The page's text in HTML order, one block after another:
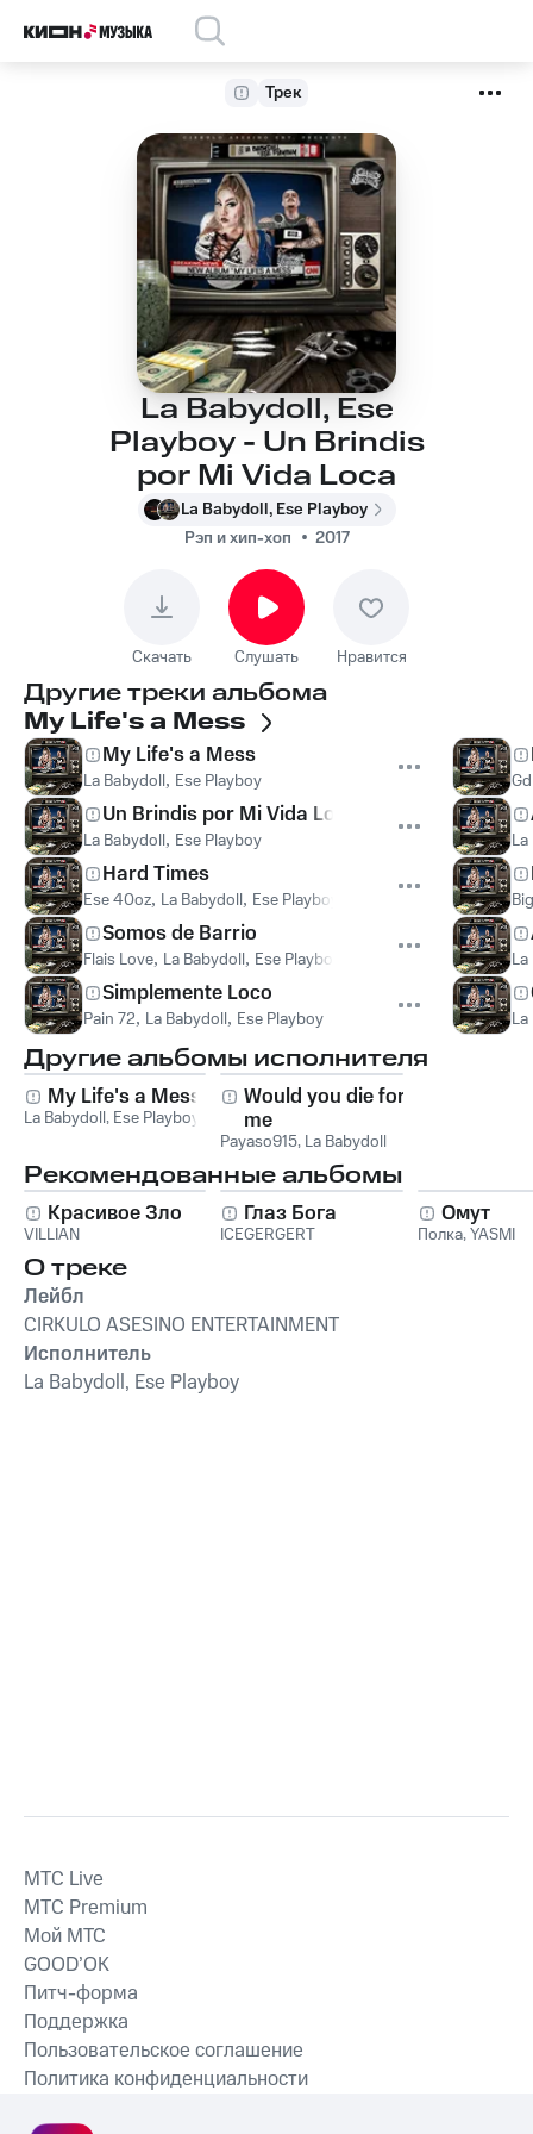
Трек
La Babydoll, Ese
Playboy - Un Brindis
por Mi Vida Loca
La Babydoll, Ese Playboy
Рэп и хип-хоп
2017
Скачать Слушать Нравится
Другие треки альбома
My Life's a Mess
My Life's a Mess
La Babydoll, Ese Playboy
Un Brindis por Mi Vida Loca
La Babydoll, Ese Playboy
Hard Times
Ese 40oz, La Babydoll, Ese Playboy
Somos de Barrio
Flais Love, La Babydoll, Ese Playboy
Simplemente Loco
Pain 72, La Babydoll, Ese Playboy
Другие альбомы исполнителя
My Life's a Mess
La Babydoll, Ese Playboy
Would you die for
me
Payaso915, La Babydoll
Рекомендованные альбомы
Красивое Зло
VILLIAN
Глаз Бога
ICEGERGERT
Омут
Полка,YASMI
О треке
Лейбл
CIRKULO ASESINO ENTERTAINMENT
Исполнитель
La Babydoll, Ese Playboy
MTС Live
MTС Premium
Мой МТС
GOOD’OK
Питч-форма
Поддержка
Пользовательское соглашение
Политика конфиденциальности